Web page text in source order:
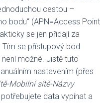
cestou –
bodu“ (APN=Access Point
se jen přidají za
Tím se přístupový bod
možné. Jistě tuto
nastavením (přes
Mobilní sítě-Názvy
data vypínat a